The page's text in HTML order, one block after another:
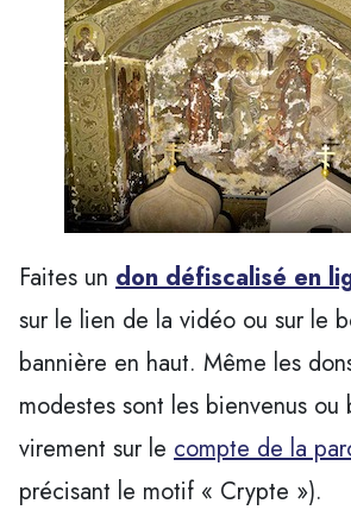
Faites un don défiscalisé en
sur le lien de la vidéo ou sur le
bannière en haut. Même les
modestes sont les bienvenus ou
virement sur le compte de la
précisant le motif « Crypte »).